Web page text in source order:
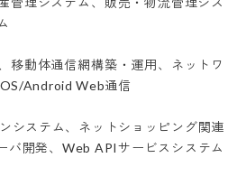
移動体通信網構築・運用、ネットワ
Android Web通信
システム、ネットショッピング関連
バ開発、Web APIサービスシステム